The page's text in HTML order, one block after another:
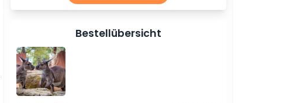
Bestellübersicht